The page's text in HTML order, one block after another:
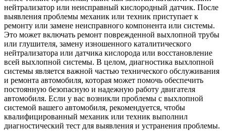
нейтрализатор или неисправный кислородный датчик. После
выявления проблемы механик или техник приступает к
ремонту или замене неисправного компонента или системы.
Это может включать ремонт поврежденной выхлопной трубы
или глушителя, замену изношенного каталитического
нейтрализатора или датчика кислорода или восстановление
всей выхлопной системы. В целом, диагностика выхлопной
системы является важной частью технического обслуживания
и ремонта автомобиля, которая может помочь обеспечить
постоянную безопасную и надежную работу двигателя
автомобиля. Если у вас возникли проблемы с выхлопной
системой вашего автомобиля, рекомендуется, чтобы
квалифицированный механик или техник выполнил
диагностический тест для выявления и устранения проблемы.